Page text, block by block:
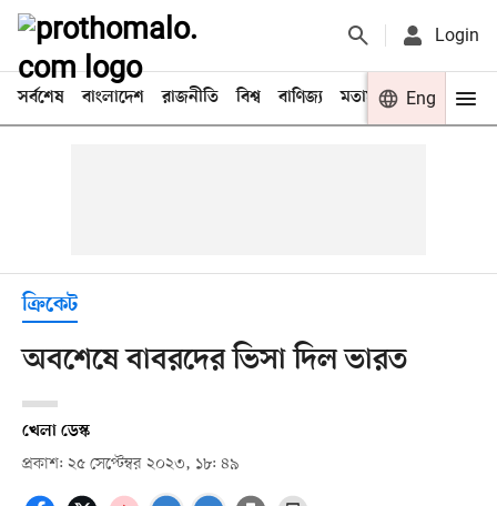
Login
সর্বশেষ বাংলাদেশ রাজনীতি বিশ্ব বাণিজ্য মতামত খেলা
Eng
ক্রিকেট
অবশেষে বাবরদের ভিসা দিল ভারত
খেলা ডেস্ক
প্রকাশ: ২৫ সেপ্টেম্বর ২০২৩, ১৮: ৪৯